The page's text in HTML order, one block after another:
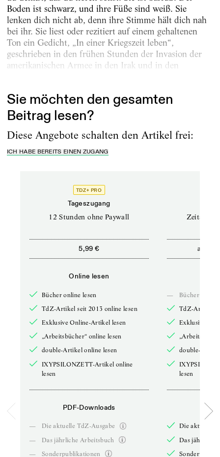
Boden ist schwarz, und ihre Füße sind weiß. Sie
lenken dich nicht ab, denn ihre Stimme hält dich nah
bei ihr. Sie liest oder rezitiert auf einem gehaltenen
Ton ein Gedicht, „In einer Kriegszeit leben“,
geschrieben in den frühen Stunden der Invasion der
amerikanischen Armee in den Irak und in den
Sie möchten den gesamten
Beitrag lesen?
Diese Angebote schalten den Artikel frei:
ICH HABE BEREITS EINEN ZUGANG
TDZ+ PRO
Tageszugang
12 Stunden ohne Paywall
5,99 €
Online lesen
Bücher online lesen
TdZ-Artikel seit 2013 online lesen
Exklusive Online-Artikel lesen
„Arbeitsbücher“ online lesen
double-Artikel online lesen
IXYPSILONZETT-Artikel online
lesen
PDF-Downloads
—
Die aktuelle TdZ-Ausgabe
—
Das jährliche Arbeitsbuch
—
Sonderpublikationen
ab
—
Bücher online
TdZ-Artikel
Exklusive
double-
lesen
Die aktuelle
Das jährliche